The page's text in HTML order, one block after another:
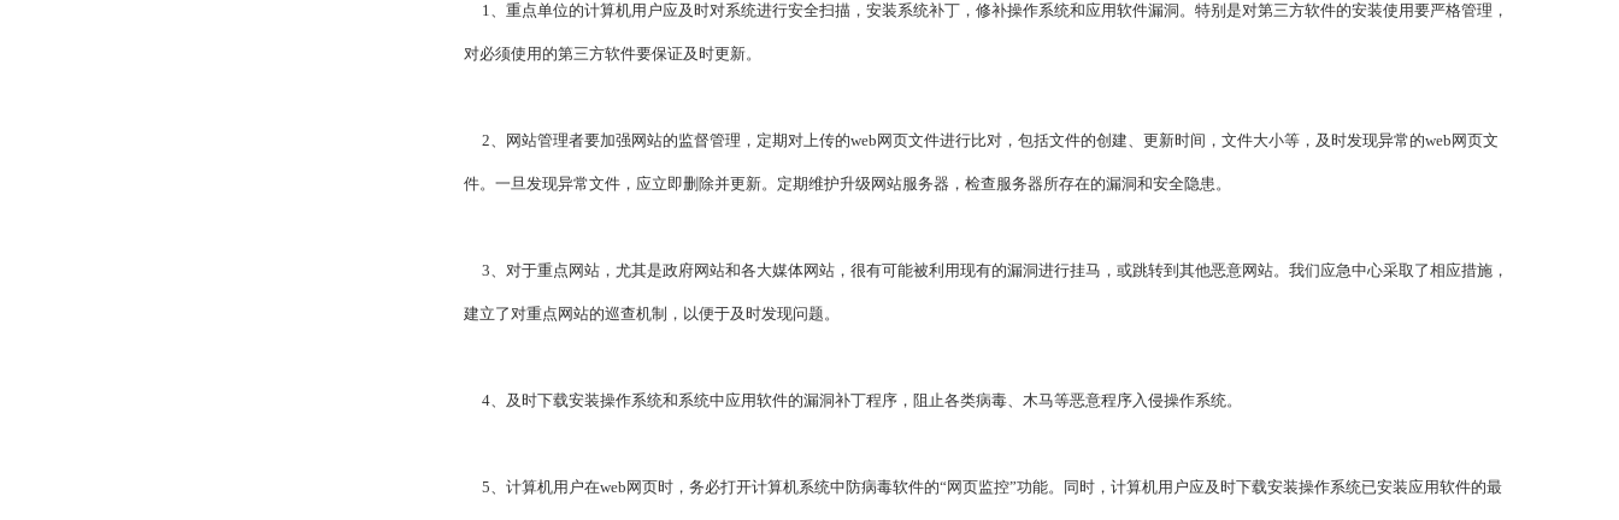
1、 重点单位的计算机用户应及时对系统进行安全扫描，安装系统补丁，修补操作系统和应用软件漏洞。特别是对第三方软件的安装使用要严格管理，
对必须使用的第三方软件要保证及时更新。
2、网站管理者要加强网站的监督管理，定期对上传的web网页文件进行比对，包括文件的创建、更新时间，文件大小等，及时发现异常的web网页文
件。一旦发现异常文件，应立即删除并更新。定期维护升级网站服务器，检查服务器所存在的漏洞和安全隐患。
3、对于重点网站，尤其是政府网站和各大媒体网站，很有可能被利用现有的漏洞进行挂马，或跳转到其他恶意网站。我们应急中心采取了相应措施，
建立了对重点网站的巡查机制，以便于及时发现问题。
4、及时下载安装操作系统和系统中应用软件的漏洞补丁程序，阻止各类病毒、木马等恶意程序入侵操作系统。
5、计算机用户在web网页时，务必打开计算机系统中防病毒软件的“网页监控”功能。同时，计算机用户应及时下载安装操作系统已安装应用软件的最